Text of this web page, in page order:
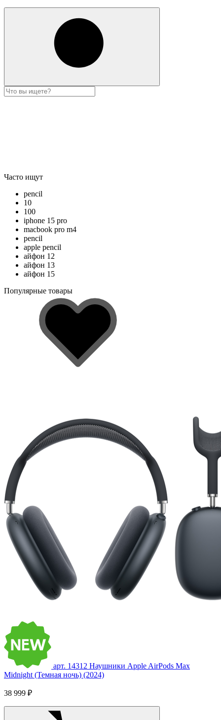
Часто ищут
pencil
10
100
iphone 15 pro
macbook pro m4
pencil
apple pencil
айфон 12
айфон 13
айфон 15
Популярные товары
арт. 14312 Наушники Apple AirPods Max
Midnight (Темная ночь) (2024)
38 999 ₽